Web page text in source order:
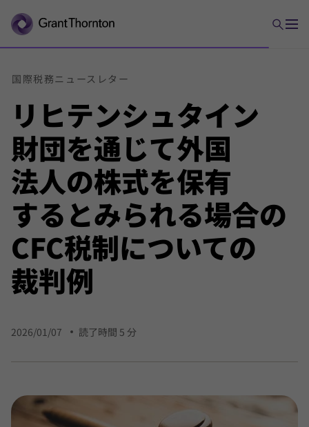
リヒテンシュタイン
財団を通じて外国
法人の株式を保有
するとみられる場合の
CFC税制についての
裁判例
国際税務ニュース レター
2026/01/07 読了時間 5 分